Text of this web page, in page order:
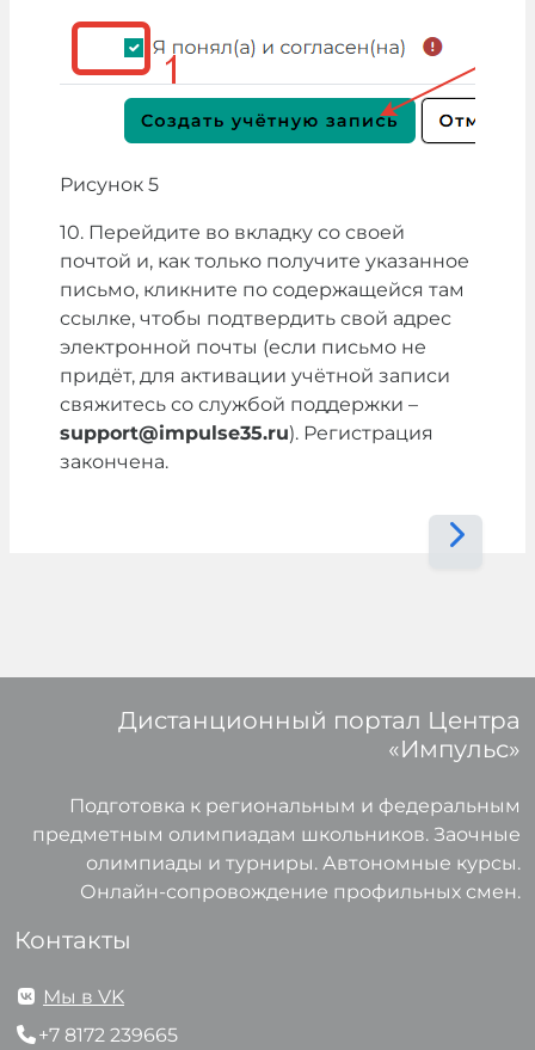
Рисунок 5
10. Перейдите во вкладку со своей
почтой и, как только получите указанное
письмо, кликните по содержащейся там
ссылке, чтобы подтвердить свой адрес
электронной почты (если письмо не
придёт, для активации учётной записи
свяжитесь со службой поддержки –
support@impulse35.ru). Регистрация
закончена.
Дистанционный портал Центра
«Импульс»
Подготовка к региональным и федеральным
предметным олимпиадам школьников. Заочные
олимпиады и турниры. Автономные курсы.
Онлайн-сопровождение профильных смен.
Контакты
Мы в VK
+7 8172 239665